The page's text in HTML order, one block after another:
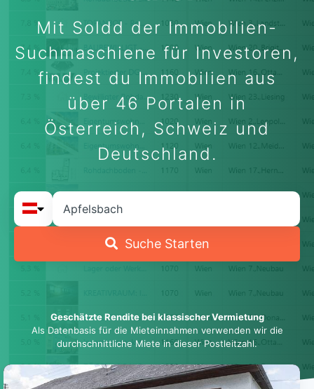
Mit Soldd der Immobilien-
Suchmaschiene für Investoren,
findest du Immobilien aus
über 46 Portalen in
Österreich, Schweiz und
Deutschland.
Suche Starten
Geschätzte Rendite bei klassischer Vermietung
Als Datenbasis für die Mieteinnahmen verwenden wir die
durchschnittliche Miete in dieser Postleitzahl.